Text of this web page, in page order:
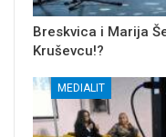
Breskvica i Marija
Kruševcu!?
MEDIALIT